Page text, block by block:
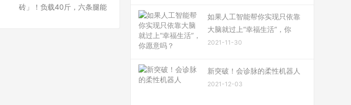
砖」！负载40斤，六条腿能
如果人工智能帮你实现只依靠
大脑就过上“幸福生活”，你
2021-11-30
新突破！会诊脉的柔性机器人
2021-12-03